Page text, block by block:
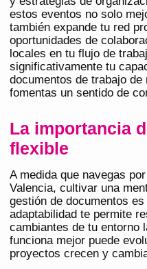
estos eventos no solo
también expande tu red
oportunidades de
locales en tu flujo de
significativamente tu
documentos de trabajo
fomentas un sentido de
La importancia
flexible
A medida que navegas
Valencia, cultivar una
gestión de documentos
adaptabilidad te permite
cambiantes de tu entorno
funciona mejor puede
proyectos crecen y